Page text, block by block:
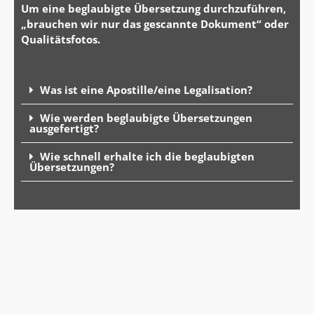
Um eine beglaubigte Übersetzung durchzuführen,
„brauchen wir nur das gescannte Dokument“ oder
Qualitätsfotos.
Was ist eine Apostille/eine Legalisation?
Wie werden beglaubigte Übersetzungen
ausgefertigt?
Wie schnell erhalte ich die beglaubigten
Übersetzungen?